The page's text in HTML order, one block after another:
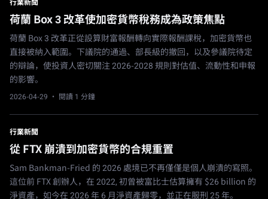
行業新聞
荷蘭 Box 3 改革使加密貨幣稅務成為政策焦點
荷蘭 Box 3 改革正從設算財富報酬轉向實際報酬課稅，加密貨幣也
直接被納入範圍。下議院的通過、部長級的撤回，以及參議院待定
的辯論，使投資人密切關注 2026-2028 規則對估值、流動性和申報
的影響。
2026-04-29 · 閱讀 1 分鐘
行業新聞
從 FTX 崩潰到加密貨幣的合規重置
Sam Bankman-Fried 的 2026 處境已不再僅僅是個人崩潰的寫照。
這位前 FTX 創辦人，在 2022, 初曾被富比士估算擁有 $26 billion 的
淨資產，如今在 2026 年 6 月淨資產歸零，並正在服刑 25 年。